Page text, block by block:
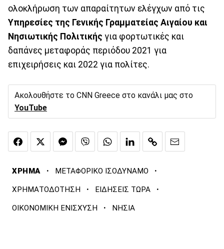
ολοκλήρωση των απαραίτητων ελέγχων από τις
Υπηρεσίες της Γενικής Γραμματείας Αιγαίου και
Νησιωτικής Πολιτικής για φορτωτικές και
δαπάνες μεταφοράς περιόδου 2021 για
επιχειρήσεις και 2022 για πολίτες.
Ακολουθήστε το CNN Greece στο κανάλι μας στο
YouTube
ΧΡΗΜΑ · ΜΕΤΑΦΟΡΙΚΟ ΙΣΟΔΥΝΑΜΟ ·
ΧΡΗΜΑΤΟΔΟΤΗΣΗ · ΕΙΔΗΣΕΙΣ ΤΩΡΑ ·
ΟΙΚΟΝΟΜΙΚΗ ΕΝΙΣΧΥΣΗ · ΝΗΣΙΑ